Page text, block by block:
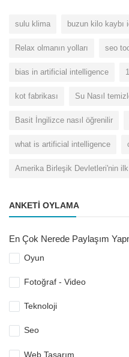
sulu klima buzun kilo kaybı
Relax olmanın yolları seo
bias in artificial intelligence
kot fabrikası Su Nasıl
Basit İngilizce nasıl öğrenilir
what is artificial intelligence
Amerika Birleşik Devletleri'nin
ANKETI OYLAMA
En Çok Nerede Paylaşım
Oyun
Fotoğraf - Video
Teknoloji
Seo
Web Tasarım